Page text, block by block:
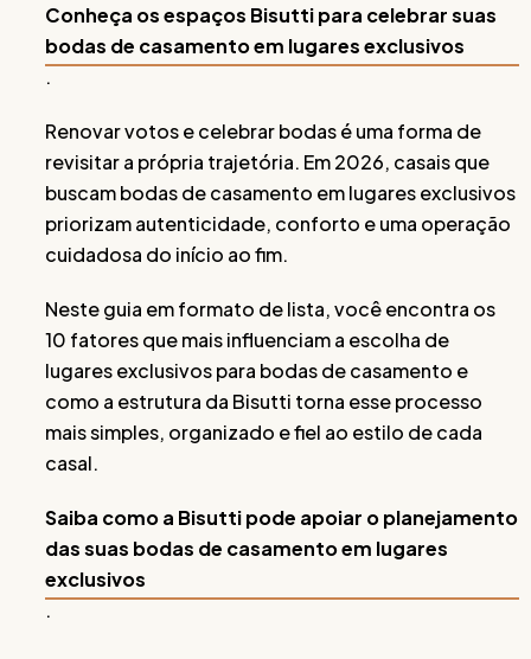
Conheça os espaços Bisutti para celebrar suas
bodas de casamento em lugares exclusivos
.
Renovar votos e celebrar bodas é uma forma de
revisitar a própria trajetória. Em 2026, casais que
buscam bodas de casamento em lugares exclusivos
priorizam autenticidade, conforto e uma operação
cuidadosa do início ao fim.
Neste guia em formato de lista, você encontra os
10 fatores que mais influenciam a escolha de
lugares exclusivos para bodas de casamento e
como a estrutura da Bisutti torna esse processo
mais simples, organizado e fiel ao estilo de cada
casal.
Saiba como a Bisutti pode apoiar o planejamento
das suas bodas de casamento em lugares
exclusivos
.